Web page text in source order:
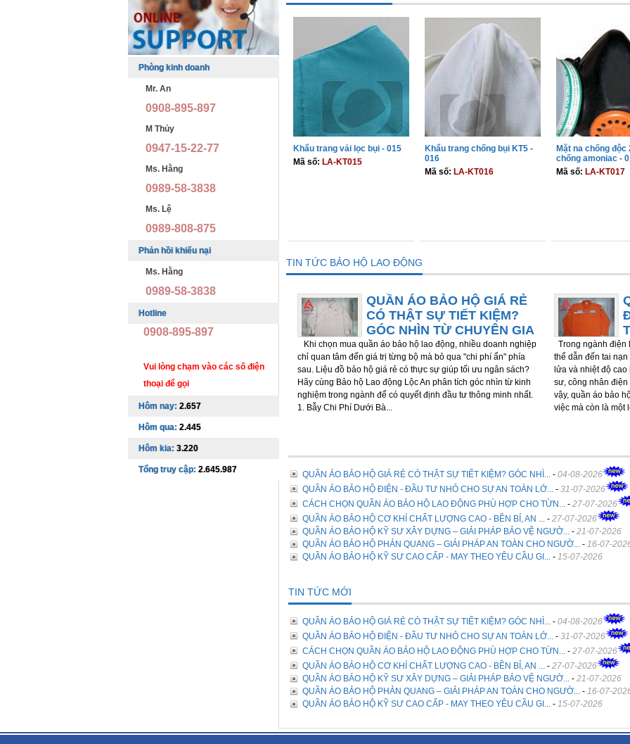
Khẩu trang vải lọc bụi - 015
Mã số: LA-KT015
Khẩu trang chống bụi KT5 -
016
Mã số: LA-KT016
Mặt na chống độc
chống amoniac -
Mã số: LA-KT017
TIN TỨC BẢO HỘ LAO ĐỘNG
QUẦN ÁO BẢO HỘ GIÁ RẺ
CÓ THẬT SỰ TIẾT KIỆM?
GÓC NHÌN TỪ CHUYÊN GIA
Khi chọn mua quần áo bảo hộ lao động, nhiều doanh nghiệp
chỉ quan tâm đến giá trị từng bộ mà bỏ qua "chi phí ẩn" phía
sau. Liệu đồ bảo hộ giá rẻ có thực sự giúp tối ưu ngân sách?
Hãy cùng Bảo hộ Lao động Lộc An phân tích góc nhìn từ kinh
nghiệm trong ngành để có quyết định đầu tư thông minh nhất.
1. Bẫy Chi Phí Dưới Bà...
Trong ngành điện
thể dẫn đến tai
lửa và nhiệt độ
sư, công nhân
vậy, quần áo bảo
việc mà còn là một
QUẦN ÁO BẢO HỘ GIÁ RẺ CÓ THẬT SỰ TIẾT KIỆM? GÓC NHÌ... - 04-08-2026
QUẦN ÁO BẢO HỘ ĐIỆN - ĐẦU TƯ NHỎ CHO SỰ AN TOÀN LỚ... - 31-07-2026
CÁCH CHỌN QUẦN ÁO BẢO HỘ LAO ĐỘNG PHÙ HỢP CHO TỪN... - 27-07-2026
QUẦN ÁO BẢO HỘ CƠ KHÍ CHẤT LƯỢNG CAO - BỀN BỈ, AN ... - 27-07-2026
QUẦN ÁO BẢO HỘ KỸ SƯ XÂY DỰNG – GIẢI PHÁP BẢO VỆ NGƯỜ... - 21-07-2026
QUẦN ÁO BẢO HỘ PHẢN QUANG – GIẢI PHÁP AN TOÀN CHO NGƯỜ... - 16-07-
QUẦN ÁO BẢO HỘ KỸ SƯ CAO CẤP - MAY THEO YÊU CẦU GI... - 15-07-2026
TIN TỨC MỚI
QUẦN ÁO BẢO HỘ GIÁ RẺ CÓ THẬT SỰ TIẾT KIỆM? GÓC NHÌ... - 04-08-2026
QUẦN ÁO BẢO HỘ ĐIỆN - ĐẦU TƯ NHỎ CHO SỰ AN TOÀN LỚ... - 31-07-2026
CÁCH CHỌN QUẦN ÁO BẢO HỘ LAO ĐỘNG PHÙ HỢP CHO TỪN... - 27-07-2026
QUẦN ÁO BẢO HỘ CƠ KHÍ CHẤT LƯỢNG CAO - BỀN BỈ, AN ... - 27-07-2026
QUẦN ÁO BẢO HỘ KỸ SƯ XÂY DỰNG – GIẢI PHÁP BẢO VỆ NGƯỜ... - 21-07-2026
QUẦN ÁO BẢO HỘ PHẢN QUANG – GIẢI PHÁP AN TOÀN CHO NGƯỜ... - 16-07-
QUẦN ÁO BẢO HỘ KỸ SƯ CAO CẤP - MAY THEO YÊU CẦU GI... - 15-07-2026
Phòng kinh doanh
Mr. An
0908-895-897
M Thủy
0947-15-22-77
Ms. Hằng
0989-58-3838
Ms. Lệ
0989-808-875
Phản hồi khiếu nại
Ms. Hằng
0989-58-3838
Hotline
0908-895-897
Vui lòng chạm vào các số điện
thoại để gọi
Hôm nay: 2.657
Hôm qua: 2.445
Hôm kia: 3.220
Tổng truy cập: 2.645.987